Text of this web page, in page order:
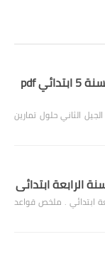
حلول تمارين كتاب الرياضيات للسنة 5 ابتدائي pdf
حلول تمارين كتاب الرياضيات للسنة الخامسة ابتدائي pdf الجيل الثاني حلول تمارين
الرابعة ابتدائي
ابتدائي . ملخص قواعد